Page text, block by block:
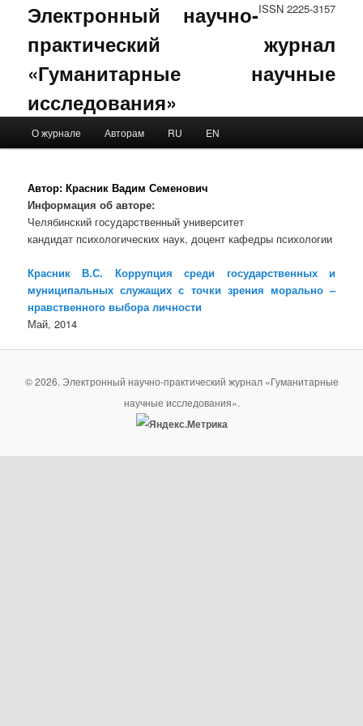
ISSN 2225-3157
Электронный научно-
практический журнал
«Гуманитарные научные
исследования»
Skip to primary content
Skip to secondary content
О журнале Авторам RU EN
Автор: Красник Вадим Семенович
Информация об авторе:
Челябинский государственный университет
кандидат психологических наук, доцент кафедры психологии
Красник В.С. Коррупция среди государственных и
муниципальных служащих с точки зрения морально –
нравственного выбора личности
Май, 2014
© 2026. Электронный научно-практический журнал «Гуманитарные
научные исследования».